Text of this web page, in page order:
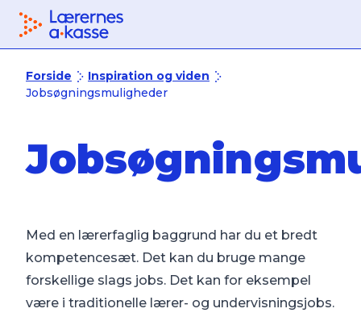
Tilbage til forsiden
Forside
Inspiration og viden
Jobsøgningsmuligheder
Med en lærerfaglig baggrund har du et bredt
kompetencesæt. Det kan du bruge mange
forskellige slags jobs. Det kan for eksempel
være i traditionelle lærer- og undervisningsjobs.